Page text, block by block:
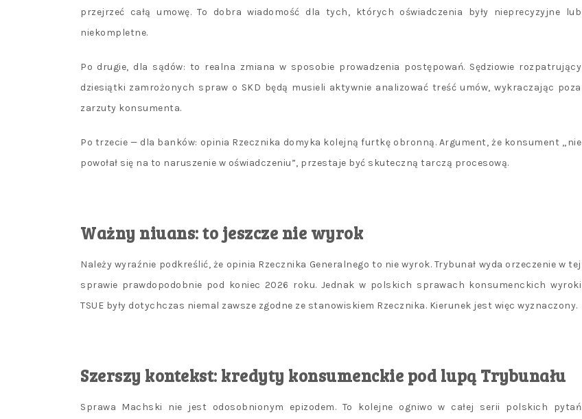
przejrzeć całą umowę. To dobra wiadomość dla tych, których oświadczenia były nieprecyzyjne lub
niekompletne.
Po drugie, dla sądów: to realna zmiana w sposobie prowadzenia postępowań. Sędziowie rozpatrujący
dziesiątki zamrożonych spraw o SKD będą musieli aktywnie analizować treść umów, wykraczając poza
zarzuty konsumenta.
Po trzecie — dla banków: opinia Rzecznika domyka kolejną furtkę obronną. Argument, że konsument „nie
powołał się na to naruszenie w oświadczeniu”, przestaje być skuteczną tarczą procesową.
Ważny niuans: to jeszcze nie wyrok
Należy wyraźnie podkreślić, że opinia Rzecznika Generalnego to nie wyrok. Trybunał wyda orzeczenie w tej
sprawie prawdopodobnie pod koniec 2026 roku. Jednak w polskich sprawach konsumenckich wyroki
TSUE były dotychczas niemal zawsze zgodne ze stanowiskiem Rzecznika. Kierunek jest więc wyznaczony.
Szerszy kontekst: kredyty konsumenckie pod lupą Trybunału
Sprawa Machski nie jest odosobnionym epizodem. To kolejne ogniwo w całej serii polskich pytań